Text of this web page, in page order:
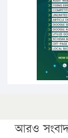
সারা দেশে
কঠোর হচ্ছে
ফরিদগঞ্জে
আরও সংবাদ